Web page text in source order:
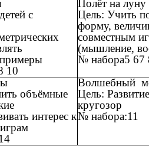
с
10
Полёт на луну
Цель: Учить
форму,
совместным
(мышление,
№ набора5 67
объёмные
интерес к
Волшебный
Цель:
кругозор
№ набора:11